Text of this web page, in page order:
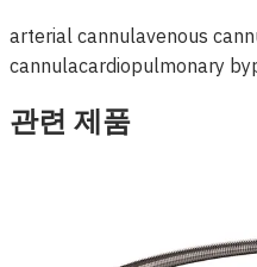
arterial cannulavenous
cannulacardiopulmonary
관련 제품